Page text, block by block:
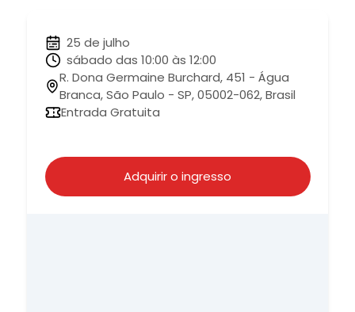
25 de julho
sábado das 10:00 às 12:00
R. Dona Germaine Burchard, 451 - Água
Branca, São Paulo - SP, 05002-062, Brasil
Entrada Gratuita
Adquirir o ingresso